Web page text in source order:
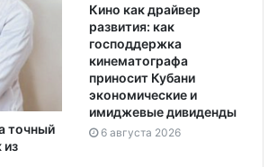
точный
из
Кино как драйвер
развития: как
господдержка
кинематографа
приносит Кубани
экономические и
имиджевые дивиденды
6 августа 2026